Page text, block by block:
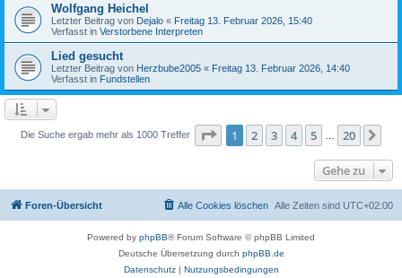
Wolfgang Heichel
Letzter Beitrag von Dejalo « Freitag 13. Februar 2026, 15:40
Verfasst in Verstorbene Interpreten
Lied gesucht
Letzter Beitrag von Herzbube2005 « Freitag 13. Februar 2026, 14:40
Verfasst in Fundstellen
Die Suche ergab mehr als 1000 Treffer Seite 1von 20
1 2 3 4 5 20
Gehe zu
Foren-Übersicht Alle Zeiten sind UTC+02:00
Alle Cookies löschen
Powered by phpBB® Forum Software © phpBB Limited
Deutsche Übersetzung durch phpBB.de
Datenschutz| Nutzungsbedingungen